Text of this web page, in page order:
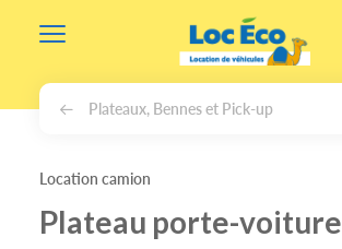
Plateaux, Bennes et Pick-up
Location camion
Plateau porte-voiture